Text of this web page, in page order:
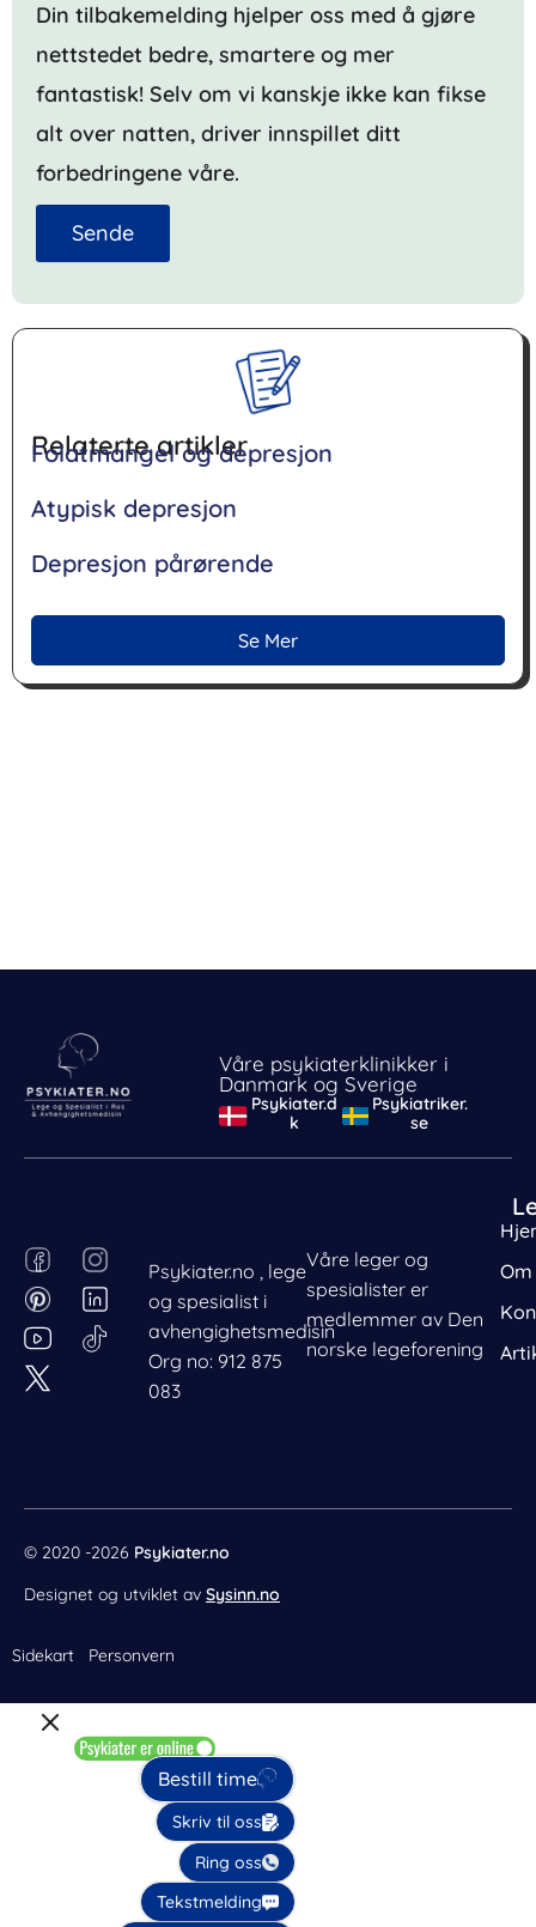
Din tilbakemelding hjelper oss med å gjøre
nettstedet bedre, smartere og mer
fantastisk! Selv om vi kanskje ikke kan fikse
alt over natten, driver innspillet ditt
forbedringene våre.
Sende
Relaterte artikler
Folatmangel og depresjon
Atypisk depresjon
Depresjon pårørende
Se Mer
Våre psykiaterklinikker i
Danmark og Sverige
Psykiater.d
k
Psykiatriker.
se
Psykiater.no , lege
og spesialist i
avhengighetsmedisin
Org no: 912 875
083
Våre leger og
spesialister er
medlemmer av Den
norske legeforening
F
a
c
e
b
o
I
n
s
t
P
i
n
t
e
r
L
i
n
k
© 2020 -2026 Psykiater.no
Designet og utviklet av Sysinn.no
Sidekart Personvern
Bestill time
Skriv til oss
Ring oss
Tekstmelding